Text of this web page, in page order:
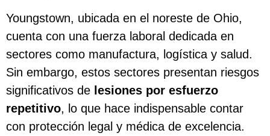
Youngstown, ubicada en el noreste de Ohio,
cuenta con una fuerza laboral dedicada en
sectores como manufactura, logística y salud.
Sin embargo, estos sectores presentan riesgos
significativos de lesiones por esfuerzo
repetitivo, lo que hace indispensable contar
con protección legal y médica de excelencia.